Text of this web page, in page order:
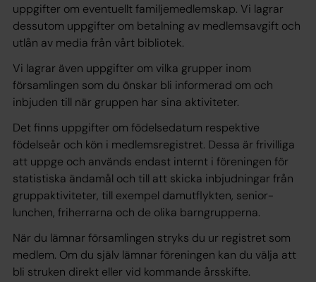
uppgifter om eventuellt familjemedlemskap. Vi lagrar
dessutom uppgifter om betalning av medlemsavgift och
utlån av media från vårt bibliotek.
Vi lagrar även uppgifter om vilka grupper inom
församlingen som du önskar bli informerad om och
inbjuden till när gruppen har sina aktiviteter.
Det finns uppgifter om födelsedatum respektive
födelseår och kön i medlemsregistret. Dessa är frivilliga
att uppge och används endast internt i föreningen för
statistiska ändamål och till att skicka inbjudningar från
gruppaktiviteter, till exempel damutflykten, senior-
lunchen, friherrarna och de olika barngrupperna.
När du lämnar församlingen stryks du ur registret som
medlem. Om du själv lämnar föreningen kan du välja att
bli struken direkt eller vid kommande årsskifte.